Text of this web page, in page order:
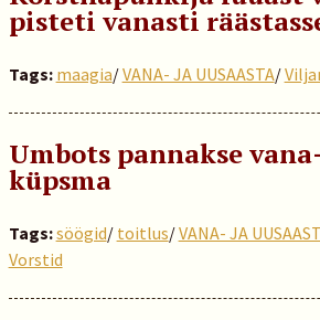
pisteti vanasti
Tags: maagia/VANA- JA UUSAASTA/
Umbots pannakse
küpsma
Tags:söögid/ toitlus/VANA- JA
Vorstid